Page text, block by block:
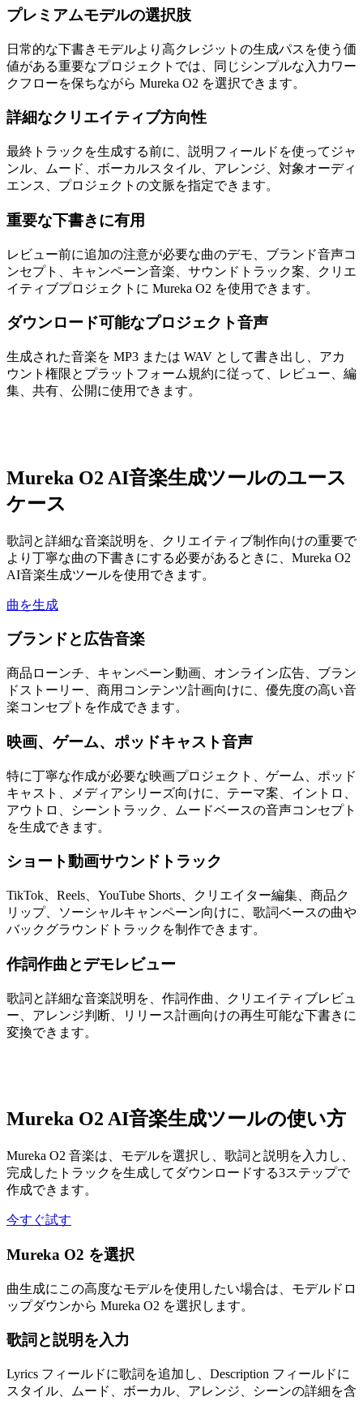
プレミアムモデルの選択肢
日常的な下書きモデルより高クレジットの生成パスを使う価
値がある重要なプロジェクトでは、同じシンプルな入力ワー
クフローを保ちながら Mureka O2 を選択できます。
詳細なクリエイティブ方向性
最終トラックを生成する前に、説明フィールドを使ってジャ
ンル、ムード、ボーカルスタイル、アレンジ、対象オーディ
エンス、プロジェクトの文脈を指定できます。
重要な下書きに有用
レビュー前に追加の注意が必要な曲のデモ、ブランド音声コ
ンセプト、キャンペーン音楽、サウンドトラック案、クリエ
イティブプロジェクトに Mureka O2 を使用できます。
ダウンロード可能なプロジェクト音声
生成された音楽を MP3 または WAV として書き出し、アカ
ウント権限とプラットフォーム規約に従って、レビュー、編
集、共有、公開に使用できます。
Mureka O2 AI音楽生成ツールのユース
ケース
歌詞と詳細な音楽説明を、クリエイティブ制作向けの重要で
より丁寧な曲の下書きにする必要があるときに、Mureka O2
AI音楽生成ツールを使用できます。
曲を生成
ブランドと広告音楽
商品ローンチ、キャンペーン動画、オンライン広告、ブラン
ドストーリー、商用コンテンツ計画向けに、優先度の高い音
楽コンセプトを作成できます。
映画、ゲーム、ポッドキャスト音声
特に丁寧な作成が必要な映画プロジェクト、ゲーム、ポッド
キャスト、メディアシリーズ向けに、テーマ案、イントロ、
アウトロ、シーントラック、ムードベースの音声コンセプト
を生成できます。
ショート動画サウンドトラック
TikTok、Reels、YouTube Shorts、クリエイター編集、商品ク
リップ、ソーシャルキャンペーン向けに、歌詞ベースの曲や
バックグラウンドトラックを制作できます。
作詞作曲とデモレビュー
歌詞と詳細な音楽説明を、作詞作曲、クリエイティブレビュ
ー、アレンジ判断、リリース計画向けの再生可能な下書きに
変換できます。
Mureka O2 AI音楽生成ツールの使い方
Mureka O2 音楽は、モデルを選択し、歌詞と説明を入力し、
完成したトラックを生成してダウンロードする3ステップで
作成できます。
今すぐ試す
Mureka O2 を選択
曲生成にこの高度なモデルを使用したい場合は、モデルドロ
ップダウンから Mureka O2 を選択します。
歌詞と説明を入力
Lyrics フィールドに歌詞を追加し、Description フィールドに
スタイル、ムード、ボーカル、アレンジ、シーンの詳細を含